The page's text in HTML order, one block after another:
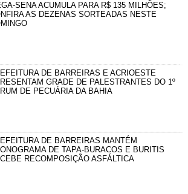
SENA ACUMULA PARA R$ 135 MILHÕES;
AS DEZENAS SORTEADAS NESTE
DE BARREIRAS E ACRIOESTE
GRADE DE PALESTRANTES DO 1º
DE PECUÁRIA DA BAHIA
DE BARREIRAS MANTÉM
DE TAPA-BURACOS E BURITIS
RECOMPOSIÇÃO ASFÁLTICA